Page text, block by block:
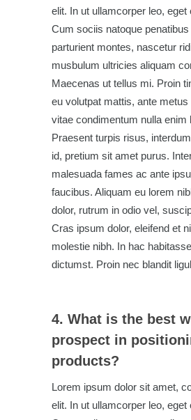
elit. In ut ullamcorper leo, eget
Cum sociis natoque
parturient montes, nascetur
musbulum ultricies aliquam
Maecenas ut tellus mi. Proin
eu volutpat mattis, ante metus
vitae condimentum nulla enim
Praesent turpis risus,
id, pretium sit amet purus.
malesuada fames ac ante
faucibus. Aliquam eu lorem
dolor, rutrum in odio vel,
Cras ipsum dolor, eleifend et
molestie nibh. In hac
dictumst. Proin nec blandit
4. What is the best
prospect in
products?
Lorem ipsum dolor sit amet,
elit. In ut ullamcorper leo, eget